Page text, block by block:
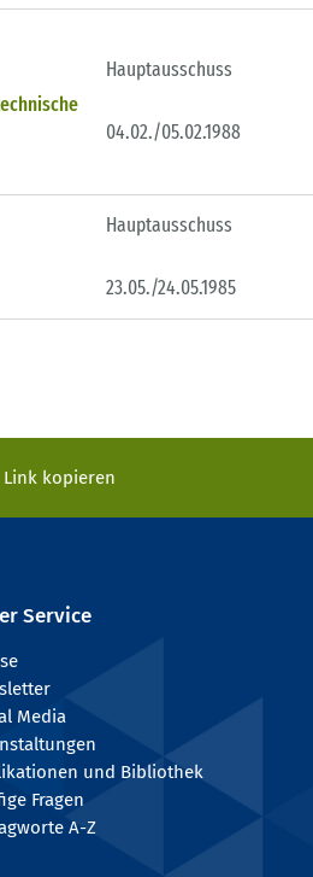
Hauptausschuss
04.02./05.02.1988
Hauptausschuss
23.05./24.05.1985
Link kopieren
Service
Media
und Bibliothek
Fragen
A-Z